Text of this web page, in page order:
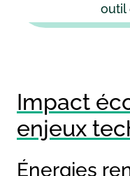
outil
Impact
enjeux
Énergies